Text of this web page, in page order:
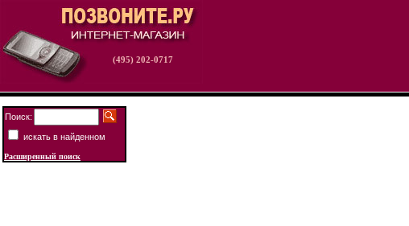
(495) 202-0717
Поиск:
искать в найденном
Расширенный поиск